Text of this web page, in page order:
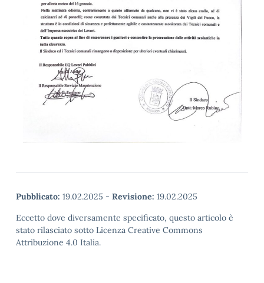
Pubblicato: 19.02.2025 - Revisione: 19.02.2025
Eccetto dove diversamente specificato, questo articolo è
stato rilasciato sotto Licenza Creative Commons
Attribuzione 4.0 Italia.